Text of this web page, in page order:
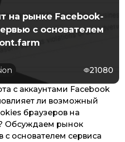
на рынке Facebook-
с основателем
21080
с аккаунтами Facebook
ли возможный
браузеров на
Обсуждаем рынок
с основателем сервиса